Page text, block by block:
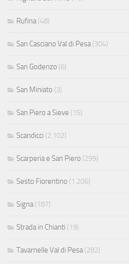
Rufina(48)
San Casciano Val di Pesa(304)
San Godenzo (6)
San Miniato (3)
San Piero a Sieve (15)
Scandicci (2.102)
Scarperia e San Piero (299)
Sesto Fiorentino (1.206)
Signa(187)
Strada in Chianti (19)
Tavarnelle Val di Pesa(282)